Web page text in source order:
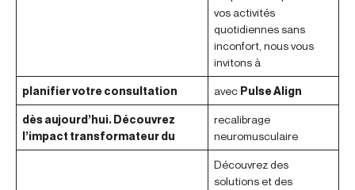
vos activités
quotidiennes sans
inconfort, nous vous
invitons à
planifier votre consultation avec Pulse Align
dès aujourd’hui. Découvrez
l’impact transformateur du
recalibrage
neuromusculaire
Découvrez des
solutions et des